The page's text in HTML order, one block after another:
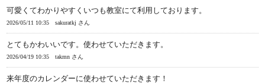
可愛くてわかりやすくいつも教室にて利用しております。
2026/05/11 10:35 sakuratkj さん
とてもかわいいです。使わせていただきます。
2026/04/19 10:35 takmn さん
来年度のカレンダーに使わせていただきます！